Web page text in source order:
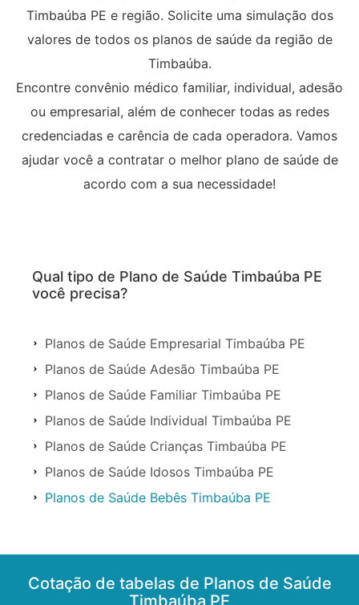
Timbaúba PE e região. Solicite uma simulação dos
valores de todos os planos de saúde da região de
Timbaúba.
Encontre convênio médico familiar, individual, adesão
ou empresarial, além de conhecer todas as redes
credenciadas e carência de cada operadora. Vamos
ajudar você a contratar o melhor plano de saúde de
acordo com a sua necessidade!
Qual tipo de Plano de Saúde Timbaúba PE
você precisa?
Planos de Saúde Empresarial Timbaúba PE
Planos de Saúde Adesão Timbaúba PE
Planos de Saúde Familiar Timbaúba PE
Planos de Saúde Individual Timbaúba PE
Planos de Saúde Crianças Timbaúba PE
Planos de Saúde Idosos Timbaúba PE
Planos de Saúde Bebês Timbaúba PE
Cotação de tabelas de Planos de Saúde
Timbaúba PE